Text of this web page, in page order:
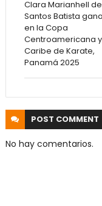
Clara Marianhell
Santos Batista
en la Copa
Centroamericana
Caribe de Karate,
Panamá 2025
POST COMMENT
No hay comentarios.